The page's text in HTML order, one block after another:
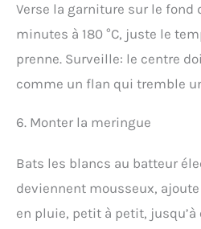
Verse la garniture sur le fond
minutes à 180 °C, juste le
prenne. Surveille: le centre
comme un flan qui tremble
6. Monter la meringue
Bats les blancs au batteur
deviennent mousseux,
en pluie, petit à petit, jusqu’à